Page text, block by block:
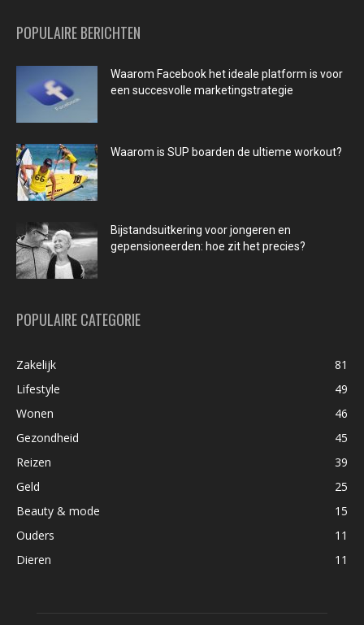
POPULAIRE BERICHTEN
Waarom Facebook het ideale platform is voor
een succesvolle marketingstrategie
Waarom is SUP boarden de ultieme workout?
Bijstandsuitkering voor jongeren en
gepensioneerden: hoe zit het precies?
POPULAIRE CATEGORIE
Zakelijk
81
Lifestyle
49
Wonen
46
Gezondheid
45
Reizen
39
Geld
25
Beauty & mode
15
Ouders
11
Dieren
11